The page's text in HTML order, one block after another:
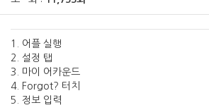
1. 어플 실행
2. 설정 탭
3. 마이 어카운드
4. Forgot? 터치
5. 정보 입력